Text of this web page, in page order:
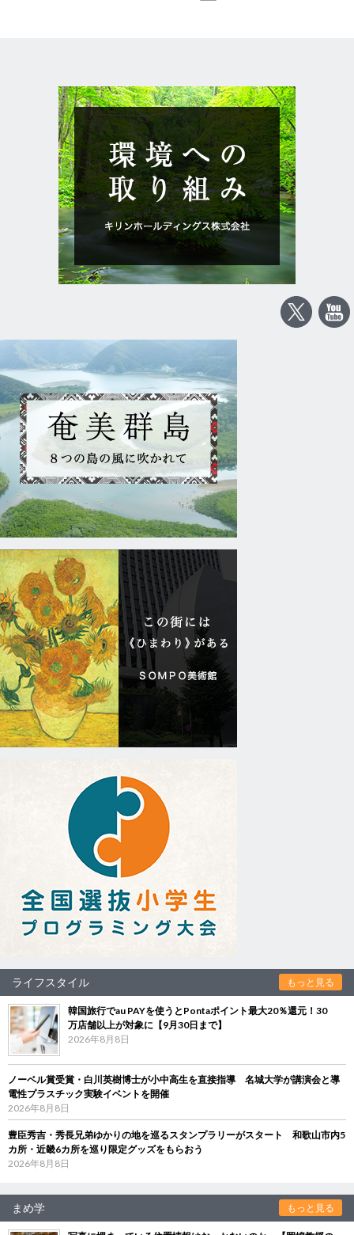
ライフスタイル もっと見る
韓国旅行でau PAYを使うとPontaポイント最大20％還元！30
万店舗以上が対象に【9月30日まで】
2026年8月8日
ノーベル賞受賞・白川英樹博士が小中高生を直接指導 名城大学が講演会と導
電性プラスチック実験イベントを開催
2026年8月8日
豊臣秀吉・秀長兄弟ゆかりの地を巡るスタンプラリーがスタート 和歌山市内5
カ所・近畿6カ所を巡り限定グッズをもらおう
2026年8月8日
まめ学 もっと見る